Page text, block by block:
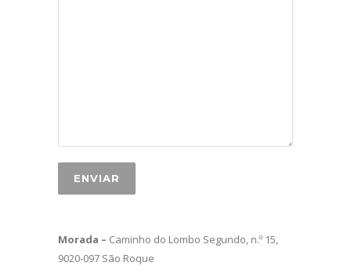
Morada – Caminho do Lombo Segundo, n.º 15,
9020-097 São Roque